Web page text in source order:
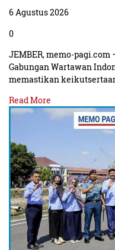
6 Agustus 2026
0
JEMBER, memo-pagi.com
Gabungan Wartawan
memastikan
Read More